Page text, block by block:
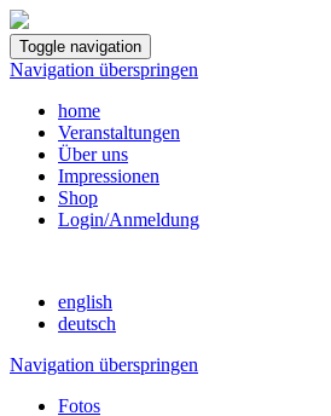
Toggle navigation
Navigation überspringen
home
Veranstaltungen
Über uns
Impressionen
Shop
Login/Anmeldung
english
deutsch
Navigation überspringen
Fotos